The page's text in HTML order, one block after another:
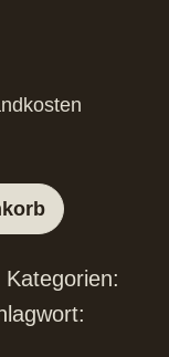
Kategorien: